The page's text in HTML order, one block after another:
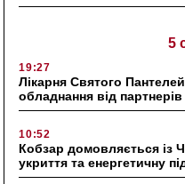
5
19:27
Лікарня Святого
обладнання від партнерів
10:52
Кобзар домовляється із
укриття та енергетичну